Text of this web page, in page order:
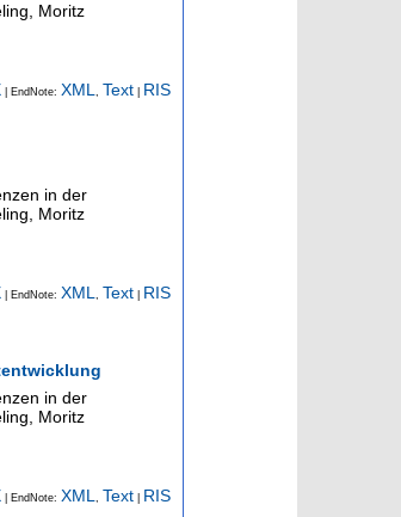
Moritz
| EndNote: XML Text RIS
in der
Moritz
| EndNote: XML Text RIS
in der
Moritz
| EndNote: XML Text RIS